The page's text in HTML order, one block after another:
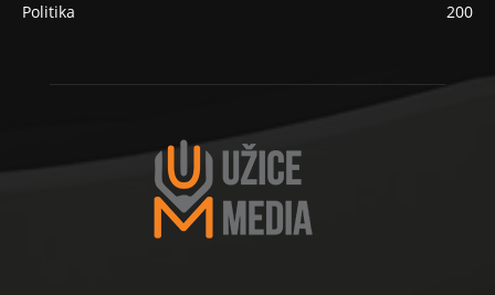
Politika
200